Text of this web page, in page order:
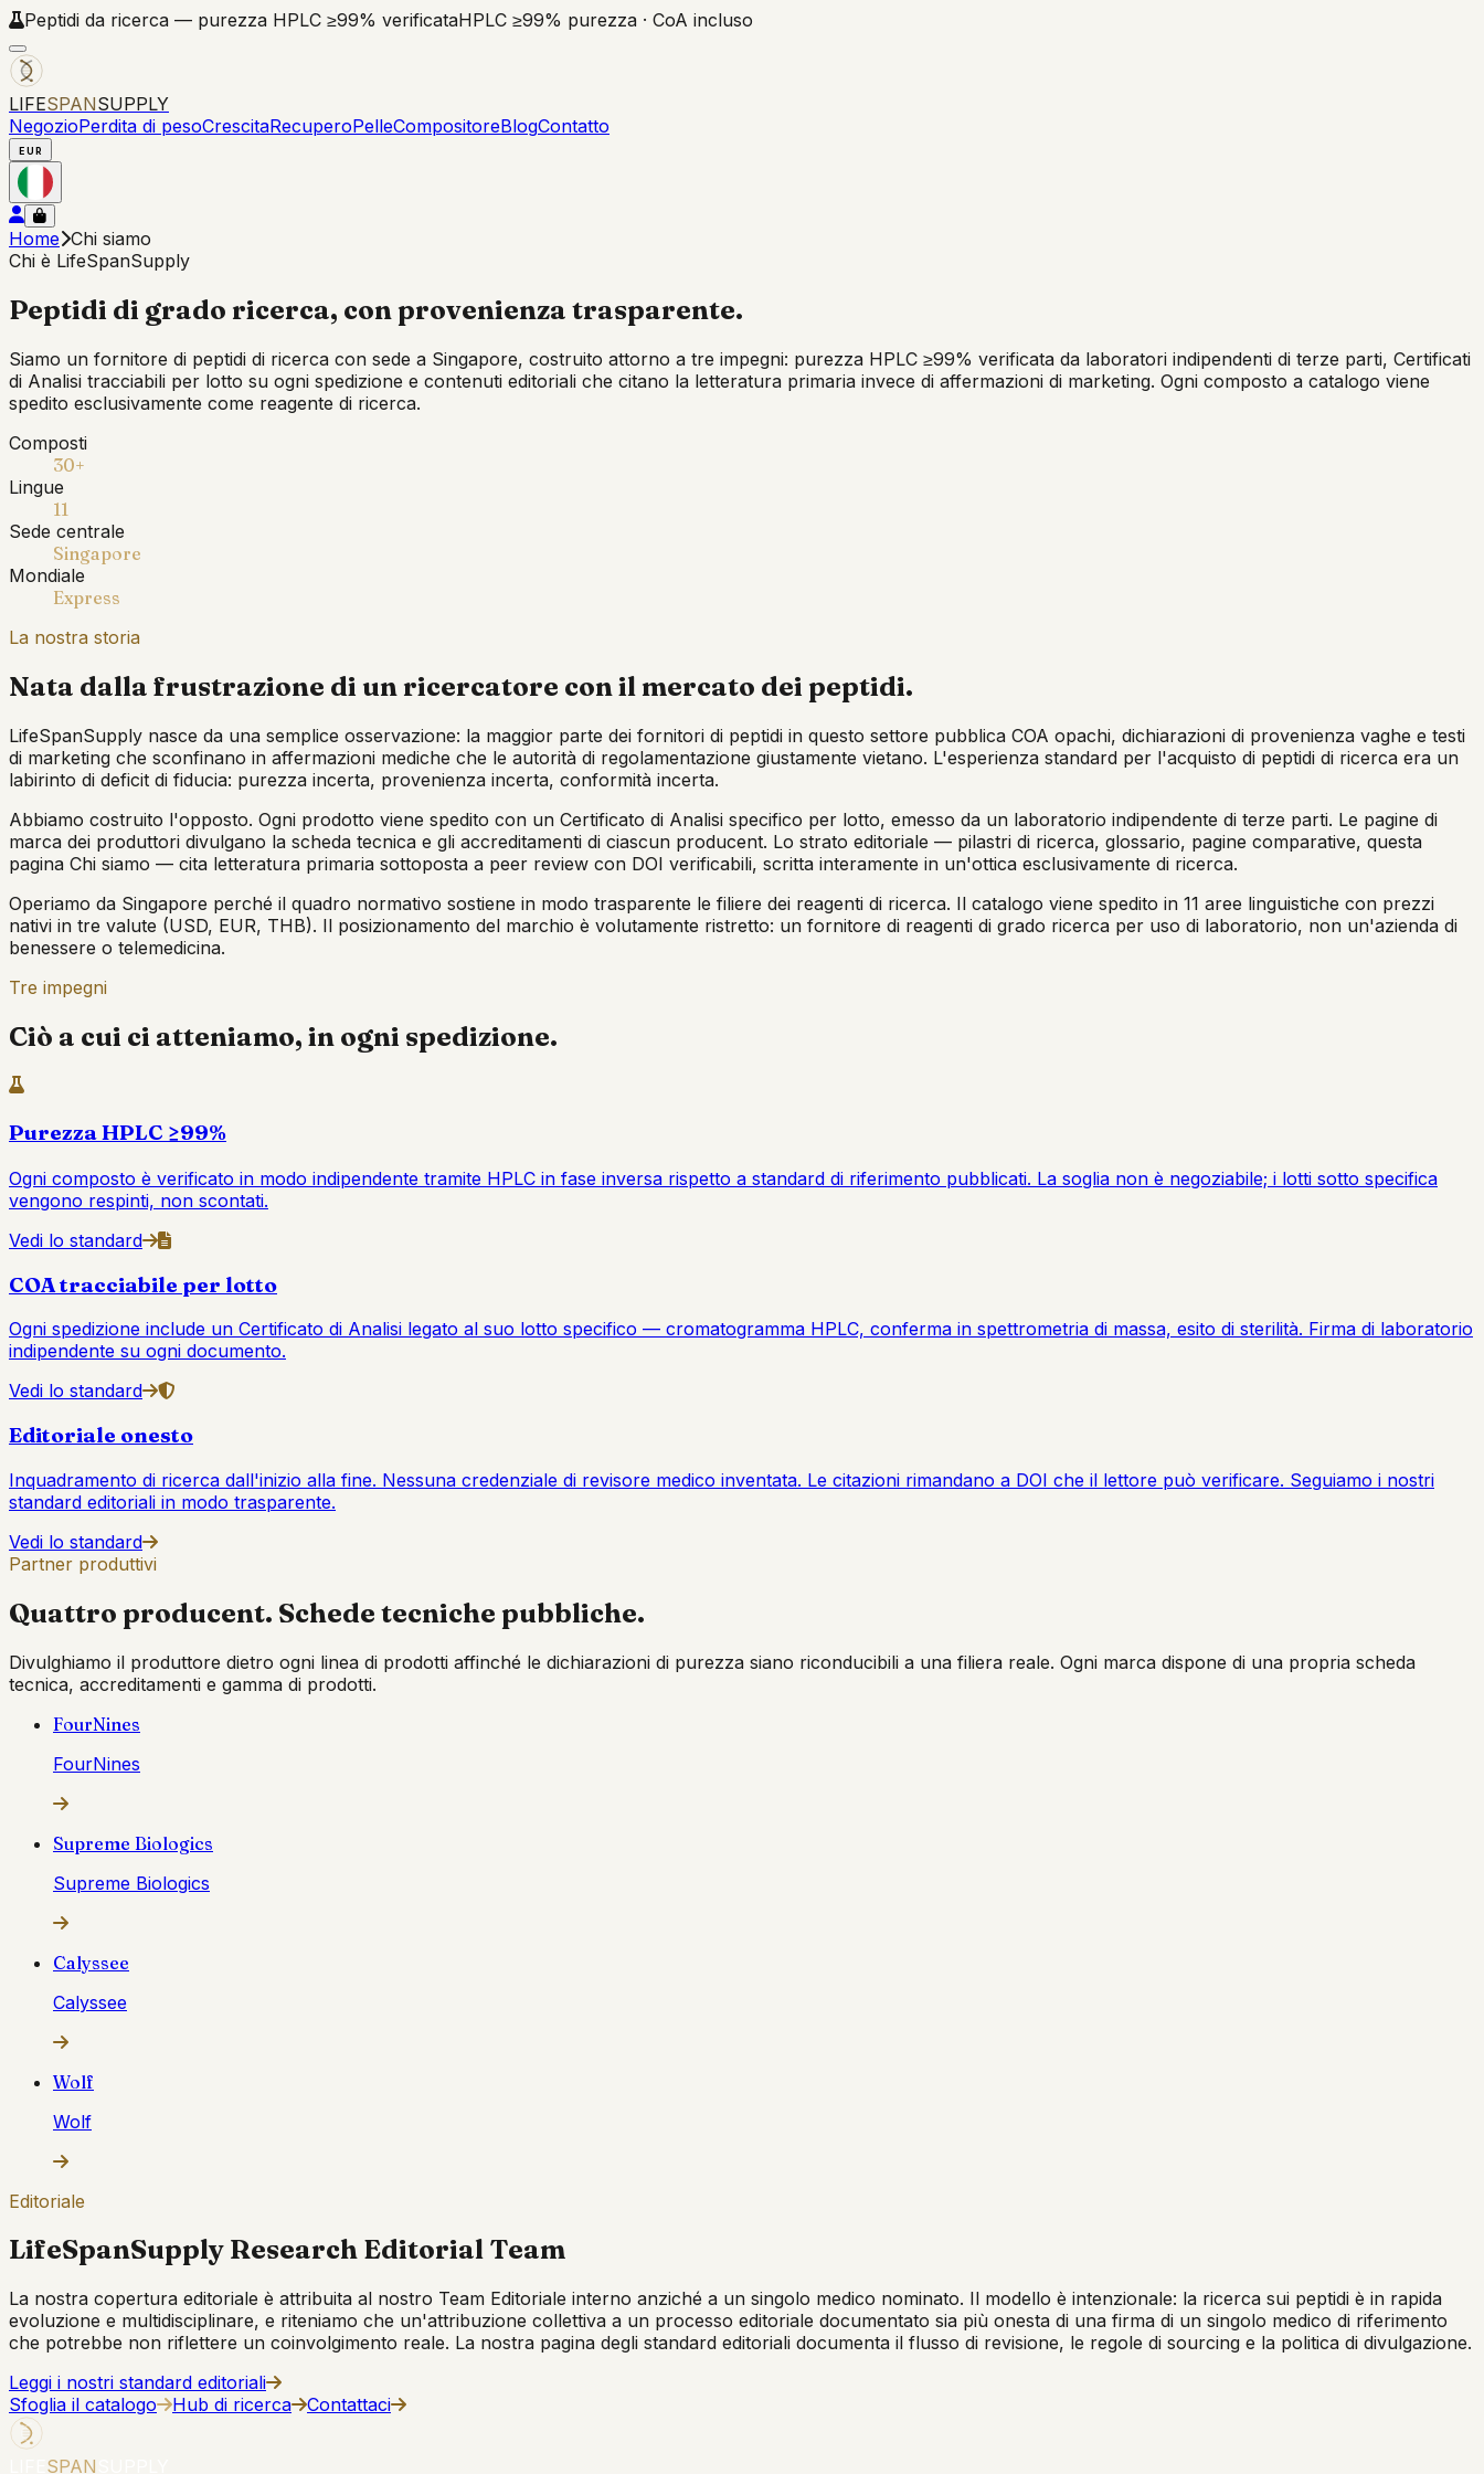
Peptidi da ricerca — purezza HPLC ≥99% verificataHPLC ≥99% purezza · CoA incluso
LIFESPANSUPPLY
NegozioPerdita di pesoCrescitaRecuperoPelleCompositoreBlogContatto
EUR
Home Chi siamo
Chi è LifeSpanSupply
Peptidi di grado ricerca, con provenienza trasparente.
Siamo un fornitore di peptidi di ricerca con sede a Singapore, costruito attorno a tre impegni: purezza HPLC ≥99% verificata da laboratori indipendenti di terze parti, Certificati
di Analisi tracciabili per lotto su ogni spedizione e contenuti editoriali che citano la letteratura primaria invece di affermazioni di marketing. Ogni composto a catalogo viene
spedito esclusivamente come reagente di ricerca.
Composti
30+
Lingue
11
Sede centrale
Singapore
Mondiale
Express
La nostra storia
Nata dalla frustrazione di un ricercatore con il mercato dei peptidi.
LifeSpanSupply nasce da una semplice osservazione: la maggior parte dei fornitori di peptidi in questo settore pubblica COA opachi, dichiarazioni di provenienza vaghe e testi
di marketing che sconfinano in affermazioni mediche che le autorità di regolamentazione giustamente vietano. L'esperienza standard per l'acquisto di peptidi di ricerca era un
labirinto di deficit di fiducia: purezza incerta, provenienza incerta, conformità incerta.
Abbiamo costruito l'opposto. Ogni prodotto viene spedito con un Certificato di Analisi specifico per lotto, emesso da un laboratorio indipendente di terze parti. Le pagine di
marca dei produttori divulgano la scheda tecnica e gli accreditamenti di ciascun producent. Lo strato editoriale — pilastri di ricerca, glossario, pagine comparative, questa
pagina Chi siamo — cita letteratura primaria sottoposta a peer review con DOI verificabili, scritta interamente in un'ottica esclusivamente di ricerca.
Operiamo da Singapore perché il quadro normativo sostiene in modo trasparente le filiere dei reagenti di ricerca. Il catalogo viene spedito in 11 aree linguistiche con prezzi
nativi in tre valute (USD, EUR, THB). Il posizionamento del marchio è volutamente ristretto: un fornitore di reagenti di grado ricerca per uso di laboratorio, non un'azienda di
benessere o telemedicina.
Tre impegni
Ciò a cui ci atteniamo, in ogni spedizione.
Purezza HPLC ≥99%
Ogni composto è verificato in modo indipendente tramite HPLC in fase inversa rispetto a standard di riferimento pubblicati. La soglia non è negoziabile; i lotti sotto specifica
vengono respinti, non scontati.
Vedi lo standard
COA tracciabile per lotto
Ogni spedizione include un Certificato di Analisi legato al suo lotto specifico — cromatogramma HPLC, conferma in spettrometria di massa, esito di sterilità. Firma di laboratorio
indipendente su ogni documento.
Vedi lo standard
Editoriale onesto
Inquadramento di ricerca dall'inizio alla fine. Nessuna credenziale di revisore medico inventata. Le citazioni rimandano a DOI che il lettore può verificare. Seguiamo i nostri
standard editoriali in modo trasparente.
Vedi lo standard
Partner produttivi
Quattro producent. Schede tecniche pubbliche.
Divulghiamo il produttore dietro ogni linea di prodotti affinché le dichiarazioni di purezza siano riconducibili a una filiera reale. Ogni marca dispone di una propria scheda
tecnica, accreditamenti e gamma di prodotti.
FourNines
FourNines
Supreme Biologics
Supreme Biologics
Calyssee
Calyssee
Wolf
Wolf
Editoriale
LifeSpanSupply Research Editorial Team
La nostra copertura editoriale è attribuita al nostro Team Editoriale interno anziché a un singolo medico nominato. Il modello è intenzionale: la ricerca sui peptidi è in rapida
evoluzione e multidisciplinare, e riteniamo che un'attribuzione collettiva a un processo editoriale documentato sia più onesta di una firma di un singolo medico di riferimento
che potrebbe non riflettere un coinvolgimento reale. La nostra pagina degli standard editoriali documenta il flusso di revisione, le regole di sourcing e la politica di divulgazione.
Leggi i nostri standard editoriali
Sfoglia il catalogo
Hub di ricerca Contattaci
SPAN